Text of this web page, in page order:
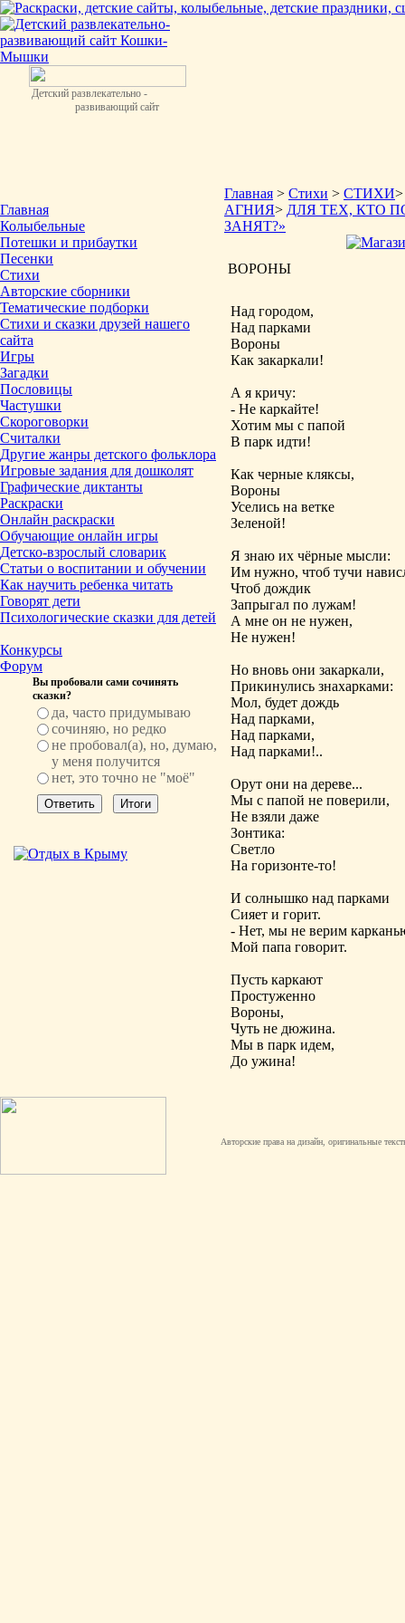
Детский развлекательно -
развивающий сайт
Главная
Колыбельные
Потешки и прибаутки
Песенки
Стихи
Авторские сборники
Тематические подборки
Стихи и сказки друзей нашего
сайта
Игры
Загадки
Пословицы
Частушки
Скороговорки
Считалки
Другие жанры детского фольклора
Игровые задания для дошколят
Графические диктанты
Раскраски
Онлайн раскраски
Обучающие онлайн игры
Детско-взрослый словарик
Статьи о воспитании и обучении
Как научить ребенка читать
Говорят дети
Психологические сказки для детей
Конкурсы
Форум
Вы пробовали сами сочинять
сказки?
да, часто придумываю
сочиняю, но редко
не пробовал(а), но, думаю,
у меня получится
нет, это точно не "моё"
Главная > Стихи > СТИХИ
АГНИЯ> ДЛЯ ТЕХ, КТО
ЗАНЯТ?»
ВОРОНЫ
Над городом,
Над парками
Вороны
Как закаркали!
А я кричу:
- Не каркайте!
Хотим мы с папой
В парк идти!
Как черные кляксы,
Вороны
Уселись на ветке
Зеленой!
Я знаю их чёрные мысли:
Им нужно, чтоб тучи
Чтоб дождик
Запрыгал по лужам!
А мне он не нужен,
Не нужен!
Но вновь они закаркали,
Прикинулись знахарками:
Мол, будет дождь
Над парками,
Над парками,
Над парками!..
Орут они на дереве...
Мы с папой не поверили,
Не взяли даже
Зонтика:
Светло
На горизонте-то!
И солнышко над парками
Сияет и горит.
- Нет, мы не верим
Мой папа говорит.
Пусть каркают
Простуженно
Вороны,
Чуть не дюжина.
Мы в парк идем,
До ужина!
Авторские права на дизайн, оригинальные